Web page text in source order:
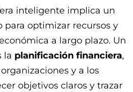
inteligente implica un
optimizar recursos y
a largo plazo. Un
la planificación financiera,
y a los
objetivos claros y trazar